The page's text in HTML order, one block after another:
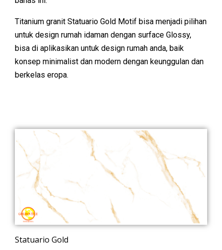
Titanium granit Statuario Gold Motif bisa menjadi pilihan
untuk design rumah idaman dengan surface Glossy,
bisa di aplikasikan untuk design rumah anda, baik
konsep minimalist dan modern dengan keunggulan dan
berkelas eropa.
Statuario Gold